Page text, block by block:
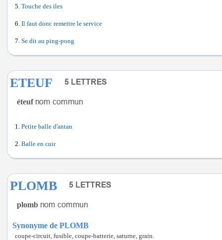
Touche des iles
Il faut donc remettre le service
Se dit au ping-pong
ETEUF
éteuf
Petite balle d'antan
Balle en cuir
PLOMB
plomb
Synonyme de PLOMB
coupe-circuit, fusible, coupe-batterie, saturne, grain.